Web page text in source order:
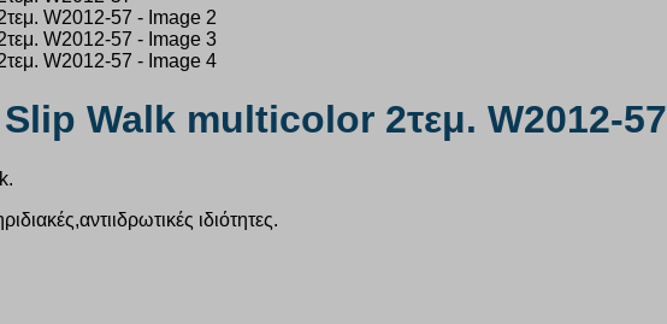
Walk multicolor 2τεμ. W2012-57
ιδιότητες.